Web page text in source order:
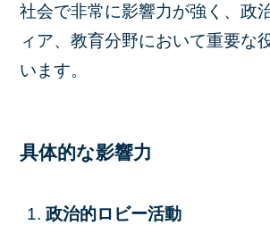
社会で非常に影響力が強く、政
ィア、教育分野において重要な
います。
具体的な影響力
政治的ロビー活動